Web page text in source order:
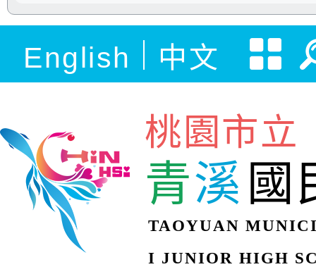
English 中文
桃園市立
青溪 國
TAOYUAN
I JUNIOR HIGH